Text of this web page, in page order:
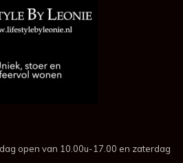
open van 10.00u-17.00 en zaterdag